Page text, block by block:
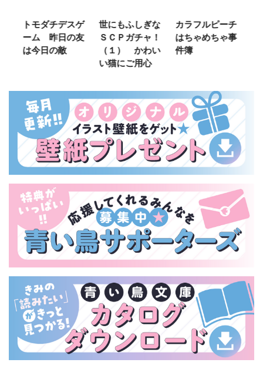
トモダチデスゲ
ーム 昨日の友
は今日の敵
世にもふしぎな
ＳＣＰガチャ！
（１） かわい
い猫にご用心
カラフルピーチ
はちゃめちゃ事
件簿